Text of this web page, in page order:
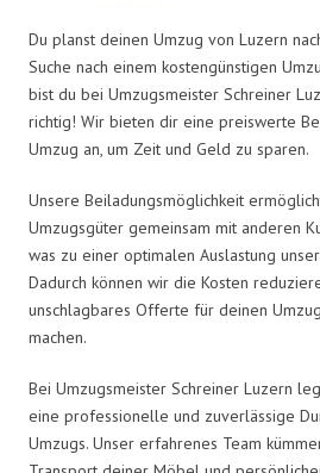
Du planst deinen Umzug von Luzern
Suche nach einem kostengünstigen
bist du bei Umzugsmeister Schreiner
richtig! Wir bieten dir eine preiswerte
Umzug an, um Zeit und Geld zu sparen.
Unsere Beiladungsmöglichkeit
Umzugsgüter gemeinsam mit anderen
was zu einer optimalen Auslastung
Dadurch können wir die Kosten
unschlagbares Offerte für deinen
machen.
Bei Umzugsmeister Schreiner Luzern
eine professionelle und zuverlässige
Umzugs. Unser erfahrenes Team